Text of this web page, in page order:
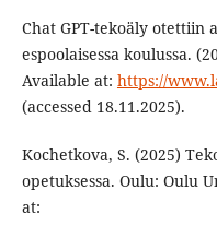
Chat GPT-tekoäly otettiin
espoolaisessa koulussa.
Available at: https://
(accessed 18.11.2025).
Kochetkova, S. (2025)
opetuksessa. Oulu: Oulu
at: